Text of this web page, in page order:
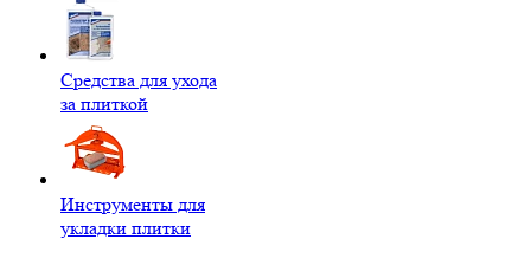
Средства для ухода
за плиткой
Инструменты для
укладки плитки